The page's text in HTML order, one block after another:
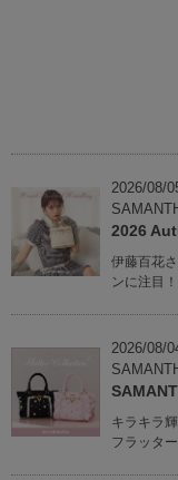
2026/08/
2026
伊藤百花
ンに注目！
2026/08/
キラキラ
フラッタ